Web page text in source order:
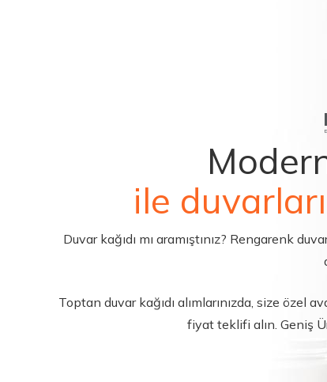
ile
Duvar kağıdı mı aramıştınız? Rengarenk
Toptan duvar kağıdı alımlarınızda, size özel
fiyat teklifi alın. Geniş